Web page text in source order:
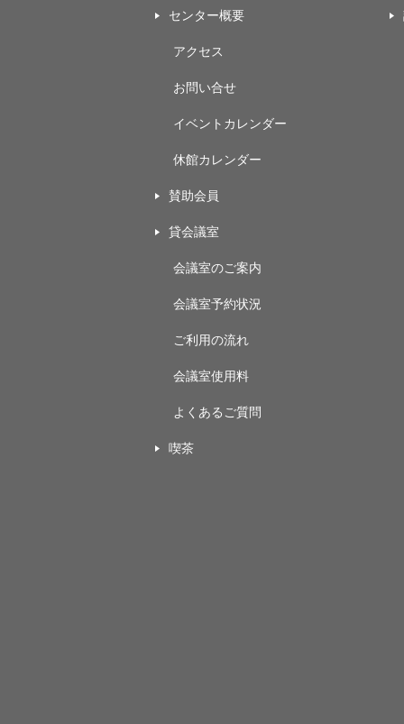
センター概要
アクセス
お問い合せ
イベントカレンダー
休館カレンダー
賛助会員
貸会議室
会議室のご案内
会議室予約状況
ご利用の流れ
会議室使用料
よくあるご質問
喫茶